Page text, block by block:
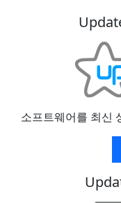
소프트웨어를 최신